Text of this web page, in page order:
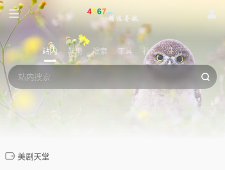
站内 常用 搜索 工具 社区 生活
美剧天堂